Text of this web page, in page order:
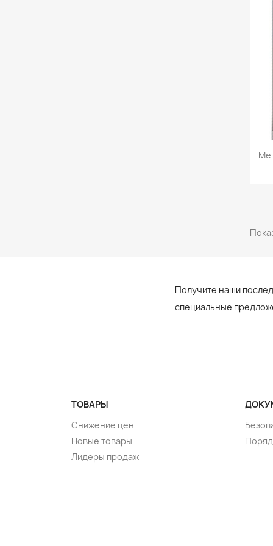
Получите наши
специальные
ТОВАРЫ
Снижение цен
Новые товары
Лидеры продаж